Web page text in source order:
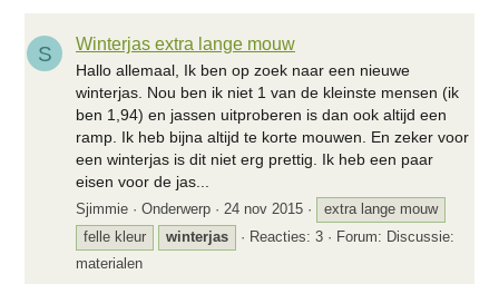
S Winterjas extra lange mouw
Hallo allemaal, Ik ben op zoek naar een nieuwe
winterjas. Nou ben ik niet 1 van de kleinste mensen (ik
ben 1,94) en jassen uitproberen is dan ook altijd een
ramp. Ik heb bijna altijd te korte mouwen. En zeker voor
een winterjas is dit niet erg prettig. Ik heb een paar
eisen voor de jas...
Sjimmie Onderwerp 24 nov 2015
extra lange mouw
felle kleur
winterjas Reacties: 3 Forum: Discussie:
materialen